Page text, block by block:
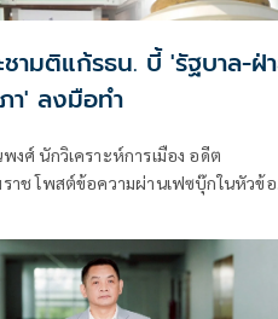
ามติแก้รธน. บี้ 'รัฐบาล-ฝ่
' ลงมือทำ
งศ์ นักวิเคราะห์การเมือง อดีต
ราช โพสต์ข้อความผ่านเฟซบุ๊กในหัวข้อ